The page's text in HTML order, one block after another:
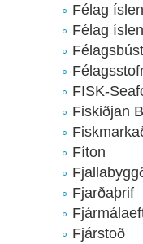
Félag
Félag
FISK-
Fiskiðjan
Fíton
Fjarðaþrif
Fjárstoð